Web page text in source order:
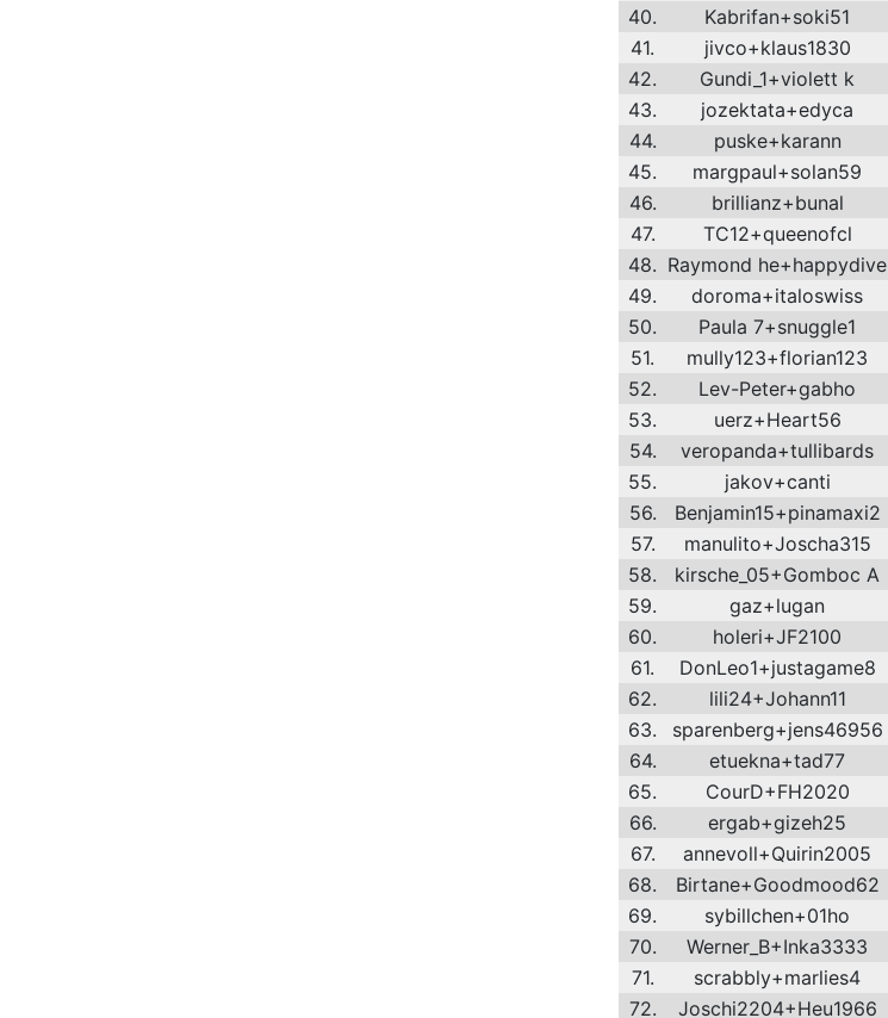
40.
Kabrifan+soki51
41.
jivco+klaus1830
42.
Gundi_1+violett k
43.
jozektata+edyca
44.
puske+karann
45.
margpaul+solan59
46.
brillianz+bunal
47.
TC12+queenofcl
48. Raymond he+happydive
49.
doroma+italoswiss
50.
Paula 7+snuggle1
51.
mully123+florian123
52.
Lev-Peter+gabho
53.
uerz+Heart56
54.
veropanda+tullibards
55.
jakov+canti
56.
Benjamin15+pinamaxi2
57.
manulito+Joscha315
58.
kirsche_05+Gomboc A
59.
gaz+lugan
60.
holeri+JF2100
61.
DonLeo1+justagame8
62.
lili24+Johann11
63.
sparenberg+jens46956
64.
etuekna+tad77
65.
CourD+FH2020
66.
ergab+gizeh25
67.
annevoll+Quirin2005
68.
Birtane+Goodmood62
69.
sybillchen+01ho
70.
Werner_B+Inka3333
71.
scrabbly+marlies4
72.
Joschi2204+Heu1966